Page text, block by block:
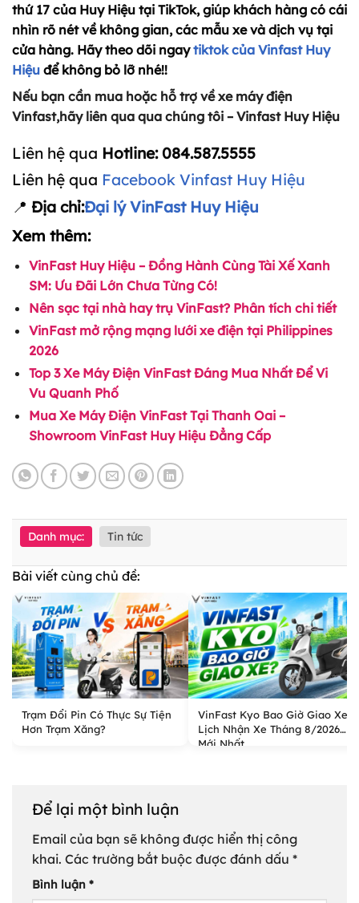
thứ 17 của Huy Hiệu tại TikTok, giúp khách hàng có cái
nhìn rõ nét về không gian, các mẫu xe và dịch vụ tại
cửa hàng. Hãy theo dõi ngaytiktok của Vinfast Huy
Hiệu để không bỏ lỡ nhé!!
Nếu bạn cần mua hoặc hỗ trợ về xe máy điện
Vinfast,hãy liên qua qua chúng tôi – Vinfast Huy Hiệu
Liên hệ qua Hotline: 084.587.5555
Liên hệ qua Facebook Vinfast Huy Hiệu
📍 Địa chỉ:Đại lý VinFast Huy Hiệu
Xem thêm:
VinFast Huy Hiệu – Đồng Hành Cùng Tài Xế Xanh
SM: Ưu Đãi Lớn Chưa Từng Có!
Nên sạc tại nhà hay trụ VinFast? Phân tích chi tiết
VinFast mở rộng mạng lưới xe điện tại Philippines
2026
Top 3 Xe Máy Điện VinFast Đáng Mua Nhất Để Vi
Vu Quanh Phố
Mua Xe Máy Điện VinFast Tại Thanh Oai –
Showroom VinFast Huy Hiệu Đẳng Cấp
Danh mục: Tin tức
Bài viết cùng chủ đề:
Trạm Đổi Pin Có Thực Sự Tiện
Hơn Trạm Xăng?
VinFast Kyo Bao Giờ Giao Xe?
Lịch Nhận Xe Tháng 8/2026
Mới Nhất
Để lại một bình luận
Email của bạn sẽ không được hiển thị công
khai. Các trường bắt buộc được đánh dấu *
Bình luận *